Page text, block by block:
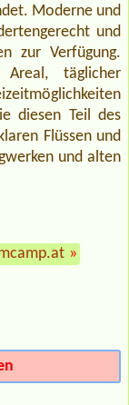
Moderne und
und
zur Verfügung.
täglicher
diesen Teil des
Flüssen und
und alten
»